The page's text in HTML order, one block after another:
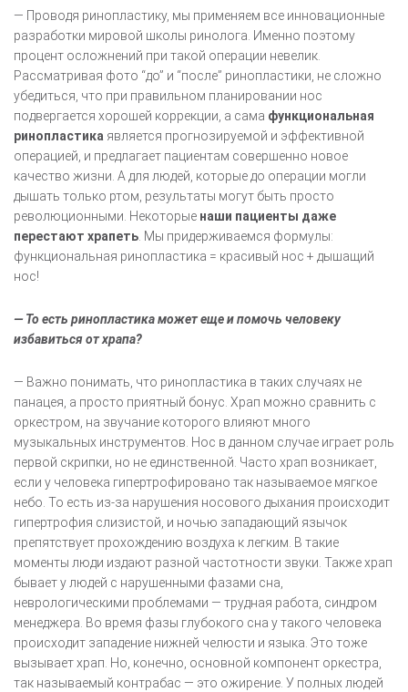
— Проводя ринопластику, мы применяем все инновационные
разработки мировой школы ринолога. Именно поэтому
процент осложнений при такой операции невелик.
Рассматривая фото “до” и “после” ринопластики, не сложно
убедиться, что при правильном планировании нос
подвергается хорошей коррекции, а сама функциональная
ринопластика является прогнозируемой и эффективной
операцией, и предлагает пациентам совершенно новое
качество жизни. А для людей, которые до операции могли
дышать только ртом, результаты могут быть просто
революционными. Некоторые наши пациенты даже
перестают храпеть . Мы придерживаемся формулы:
функциональная ринопластика = красивый нос + дышащий
нос!
— То есть ринопластика может еще и помочь человеку
избавиться от храпа?
— Важно понимать, что ринопластика в таких случаях не
панацея, а просто приятный бонус. Храп можно сравнить с
оркестром, на звучание которого влияют много
музыкальных инструментов. Нос в данном случае играет роль
первой скрипки, но не единственной. Часто храп возникает,
если у человека гипертрофировано так называемое мягкое
небо. То есть из-за нарушения носового дыхания происходит
гипертрофия слизистой, и ночью западающий язычок
препятствует прохождению воздуха к легким. В такие
моменты люди издают разной частотности звуки. Также храп
бывает у людей с нарушенными фазами сна,
неврологическими проблемами — трудная работа, синдром
менеджера. Во время фазы глубокого сна у такого человека
происходит западение нижней челюсти и языка. Это тоже
вызывает храп. Но, конечно, основной компонент оркестра,
так называемый контрабас — это ожирение. У полных людей